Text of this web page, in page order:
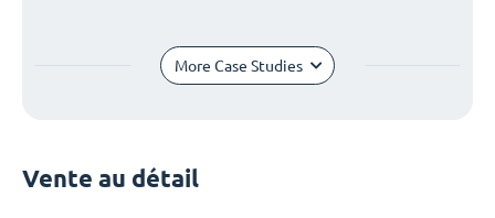
More Case Studies
Vente au détail